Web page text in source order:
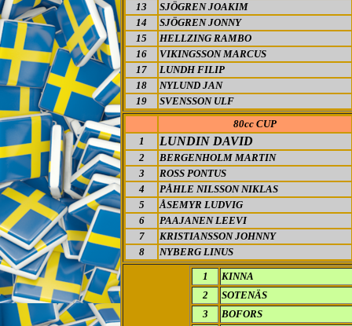
13
SJÖGREN JOAKIM
14
SJÖGREN JONNY
15
HELLZING RAMBO
16
VIKINGSSON MARCUS
17
LUNDH FILIP
18
NYLUND JAN
19
SVENSSON ULF
80cc CUP
1
LUNDIN DAVID
2
BERGENHOLM MARTIN
3
ROSS PONTUS
4
PÅHLE NILSSON NIKLAS
5
ÅSEMYR LUDVIG
6
PAAJANEN LEEVI
7
KRISTIANSSON JOHNNY
8
NYBERG LINUS
1
KINNA
2
SOTENÄS
3
BOFORS